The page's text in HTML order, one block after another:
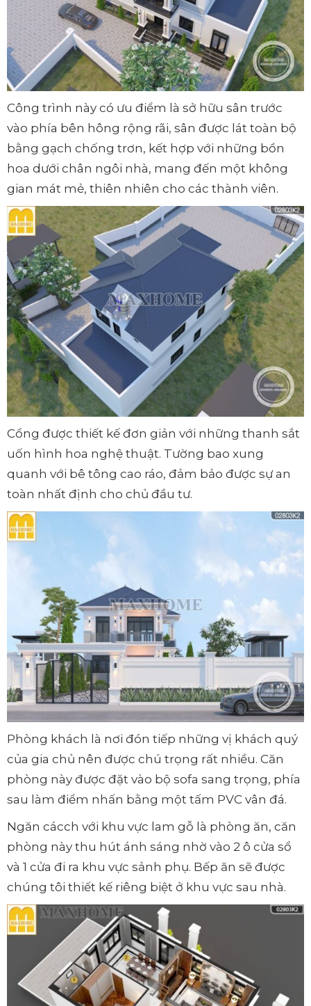
Công trình này có ưu điểm là sở hữu sân trước
vào phía bên hông rộng rãi, sân được lát toàn bộ
bằng gạch chống trơn, kết hợp với những bồn
hoa dưới chân ngôi nhà, mang đến một không
gian mát mẻ, thiên nhiên cho các thành viên.
Cổng được thiết kế đơn giản với những thanh sắt
uốn hình hoa nghệ thuật. Tường bao xung
quanh với bê tông cao ráo, đảm bảo được sự an
toàn nhất định cho chủ đầu tư.
Phòng khách là nơi đón tiếp những vị khách quý
của gia chủ nên được chú trọng rất nhiều. Căn
phòng này được đặt vào bộ sofa sang trọng, phía
sau làm điểm nhấn bằng một tấm PVC vân đá.
Ngăn cácch với khu vực lam gỗ là phòng ăn, căn
phòng này thu hút ánh sáng nhờ vào 2 ô cửa sổ
và 1 cửa đi ra khu vực sảnh phụ. Bếp ăn sẽ được
chúng tôi thiết kế riêng biệt ở khu vực sau nhà.